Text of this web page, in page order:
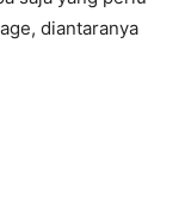
diantaranya